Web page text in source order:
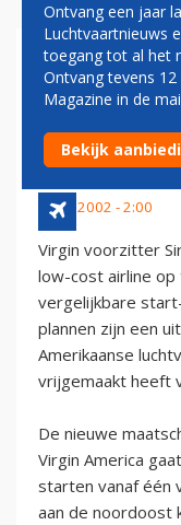
LOW-
6 mei 2002 - 2:00
Virgin voorzitter
low-cost airline
vergelijkbare
plannen zijn een
Amerikaanse
vrijgemaakt heeft
De nieuwe
Virgin America
starten vanaf één
aan de noordoost
Ontvang een jaar
Luchtvaartnieuws
toegang tot al het
Ontvang tevens
Magazine in de
Bekijk